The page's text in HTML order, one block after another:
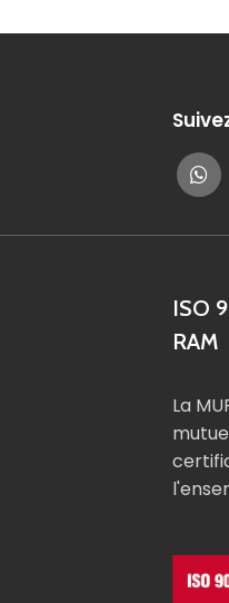
ISO
RAM
La